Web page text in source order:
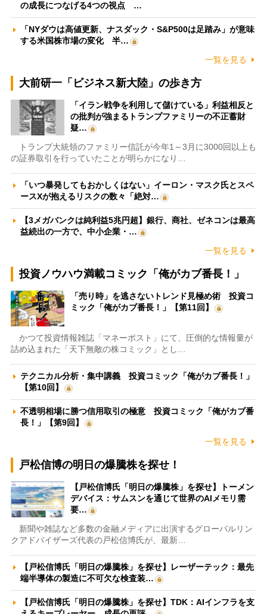
の成長につなげる4つの視点 …
「NYダウは高値更新、ナスダック・S&P500は足踏み」が意味
する米国株市場の変化 半…
一覧を見る
大前研一「ビジネス新大陸」の歩き方
「イラン戦争を利用して儲けている」利益相反と
の批判が強まるトランプファミリーの不正蓄財
疑…
トランプ大統領のファミリー信託が今年1～3月に3000回以上も
の証券取引を行っていたことが明らかになり…
「いつ暴発してもおかしくはない」イーロン・マスク氏とスペ
ースXが抱えるリスクの数々「絶対…
【3メガバンクは純利益5兆円超】銀行、商社、ゼネコンは最高
益続出の一方で、中小企業・…
一覧を見る
投資ノウハウ満載コミック「俺がカブ番長！」
「売り時」を逃さないトレンド見極め術 投資コ
ミック「俺がカブ番長！」【第11回】
かつて投資情報雑誌「マネーポスト」にて、圧倒的な情報量が
詰め込まれた「天下無敵の株コミック」とし…
テクニカル分析・集中講義 投資コミック「俺がカブ番長！」
【第10回】
不透明相場に勝つ信用取引の極意 投資コミック「俺がカブ番
長！」【第9回】
一覧を見る
戸松信博の明日の爆騰株を探せ！
【戸松信博氏「明日の爆騰株」を探せ】トーメン
デバイス：サムスンを通じて世界のAIメモリ需
要…
新聞や雑誌など多数の金融メディアに出演するグローバルリン
クアドバイザーズ代表の戸松信博氏が、最新…
【戸松信博氏「明日の爆騰株」を探せ】レーザーテック：最先
端半導体の製造に不可欠な検査装…
【戸松信博氏「明日の爆騰株」を探せ】TDK：AIインフラを支